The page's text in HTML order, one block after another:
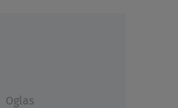
Oglas